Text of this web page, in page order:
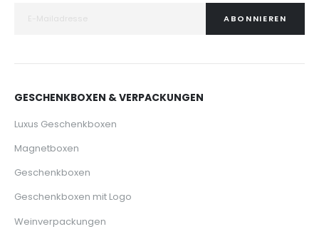
ABONNIEREN
GESCHENKBOXEN & VERPACKUNGEN
Luxus Geschenkboxen
Magnetboxen
Geschenkboxen
Geschenkboxen mit Logo
Weinverpackungen